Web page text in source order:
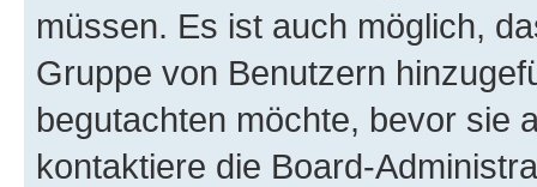
müssen. Es ist auch möglich,
Gruppe von Benutzern
begutachten möchte, bevor sie
kontaktiere die Board-